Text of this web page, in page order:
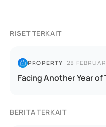
RISET TERKAIT
PROPERTY|28
Facing Another Year of
BERITA TERKAIT